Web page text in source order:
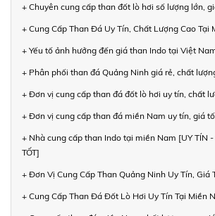
+ Chuyên cung cấp than đốt lò hơi số lượng lớn,
+ Cung Cấp Than Đá Uy Tín, Chất Lượng Cao Tại
+ Yếu tố ảnh hưởng đến giá than Indo tại Việt
+ Phân phối than đá Quảng Ninh giá rẻ, chất
+ Đơn vị cung cấp than đá đốt lò hơi uy tín, chất
+ Đơn vị cung cấp than đá miền Nam uy tín, giá
+ Nhà cung cấp than Indo tại miền Nam [UY TÍN -
TỐT]
+ Đơn Vị Cung Cấp Than Quảng Ninh Uy Tín, Giá
+ Cung Cấp Than Đá Đốt Lò Hơi Uy Tín Tại Miền